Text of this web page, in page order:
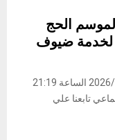
لموسم الحج
لخدمة ضيوف
«نبض الخليج» مدار الساعة ـ نشر في 2026/05/12 الساعة 21:19
تابعنا علي